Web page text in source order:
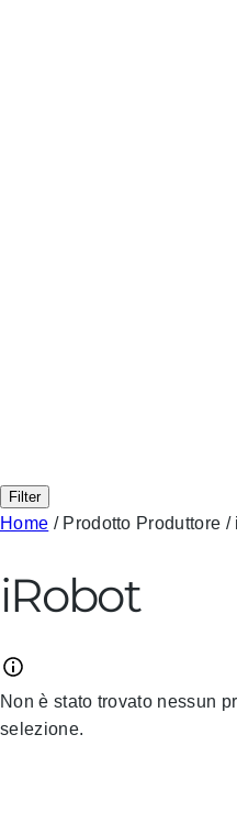
Filter
Home / Prodotto Produttore /
iRobot
Non è stato trovato nessun
selezione.